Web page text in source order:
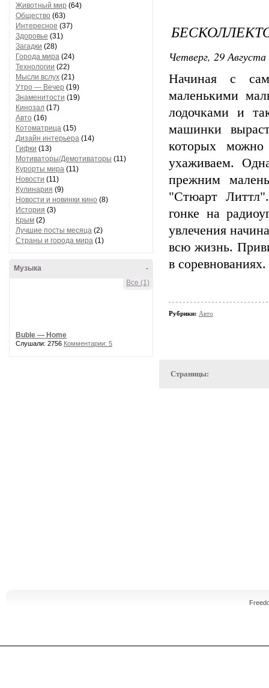
Животный мир (64)
Общество (63)
Интересное (37)
Здоровье (31)
Загадки (28)
Города мира (24)
Технологии (22)
Мысли вслух (21)
Утро — Вечер (19)
Знаменитости (19)
Кинозал (17)
Авто (16)
Котоматрица (15)
Дизайн интерьера (14)
Гифки (13)
Мотиваторы/Демотиваторы (11)
Курорты мира (11)
Новости (11)
Кулинария (9)
Новости и новинки кино (8)
История (3)
Крым (2)
Лучшие посты месяца (2)
Страны и города мира (1)
-
Музыка
Все (1)
Buble — Home
Слушали: 2756 Комментарии: 5
Четверг, 29
Начиная с
маленькими
лодочками и
машинки
которых
ухаживаем.
прежним
"Стюарт
гонке на
увлечения
всю жизнь.
в
Рубрики: Авто
Страницы: